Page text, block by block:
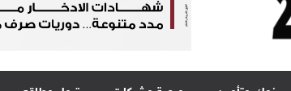
الشارع 24
أنت دائمًا في قلب الحدث